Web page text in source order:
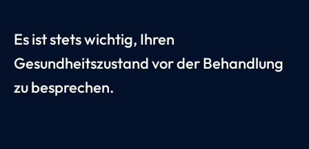
Es ist stets wichtig, Ihren
Gesundheitszustand vor der Behandlung
zu besprechen.